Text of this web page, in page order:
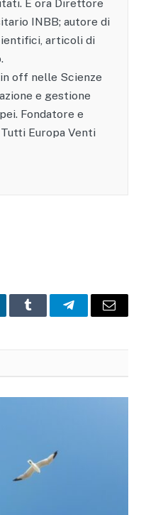
È ora Direttore
INBB; autore di
articoli di
off nelle Scienze
e gestione
Fondatore e
Europa Venti
Tumblr TelegramEmail